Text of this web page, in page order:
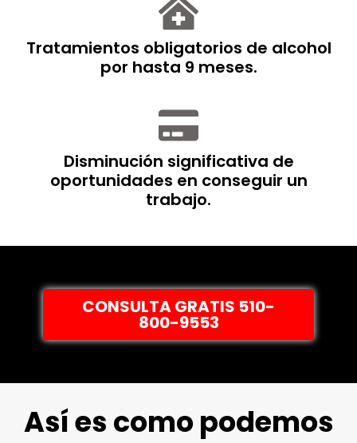
Tratamientos obligatorios de alcohol
por hasta 9 meses.
Disminución significativa de
oportunidades en conseguir un
trabajo.
CONSULTA GRATIS 510-
800-9553
Así es como podemos